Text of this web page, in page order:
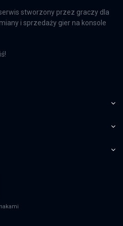
stworzony przez graczy dla
i sprzedaży gier na konsole